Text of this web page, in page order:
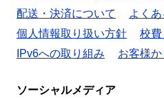
配送・決済について
よく
個人情報取り扱い方針
校
IPv6への取り組み
お客様
ソーシャルメディア